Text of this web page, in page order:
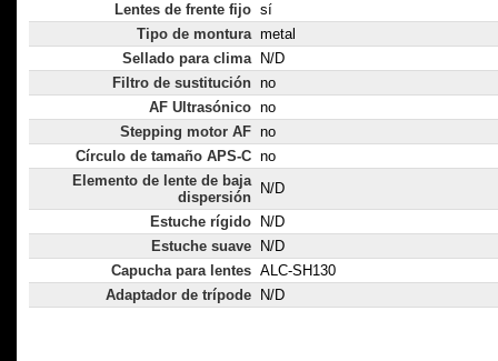
Lentes de frente fijo sí
Tipo de montura metal
Sellado para clima
N/D
Filtro de sustitución no
AF Ultrasónico no
Stepping motor AF no
Círculo de tamaño APS-C no
Elemento de lente de baja
dispersión
N/D
Estuche rígido
N/D
Estuche suave
N/D
Capucha para lentes ALC-SH130
Adaptador de trípode
N/D